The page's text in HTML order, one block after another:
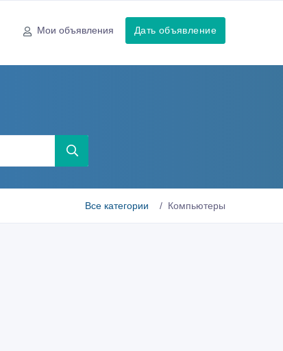
Мои объявления Дать объявление
Все категории Компьютеры